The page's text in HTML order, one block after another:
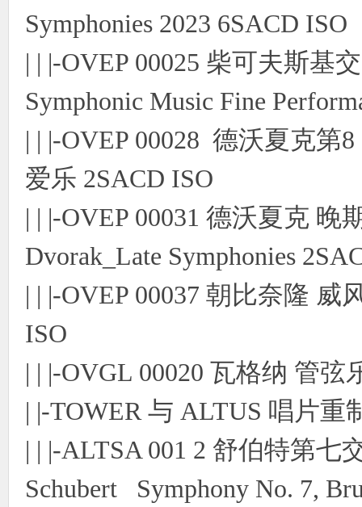
Symphonies 2023 6SACD ISO
| | |-OVEP 00025 柴可夫斯基
Symphonic Music Fine
| | |-OVEP 00028 德沃夏克第
爱乐 2SACD ISO
| | |-OVEP 00031 德沃夏克
Dvorak_Late Symphonies
| | |-OVEP 00037 朝比奈隆
ISO
| | |-OVGL 00020 瓦格纳 管
| |-TOWER 与 ALTUS 唱片重
| | |-ALTSA 001 2 舒伯特第
Schubert Symphony No. 7,